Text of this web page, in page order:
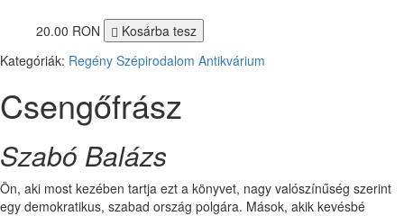
20.00 RON
Kosárba tesz
Kategóriák: Regény Szépirodalom Antikvárium
Csengőfrász
Szabó Balázs
Ön, aki most kezében tartja ezt a könyvet, nagy valószínűség szerint
egy demokratikus, szabad ország polgára. Mások, akik kevésbé